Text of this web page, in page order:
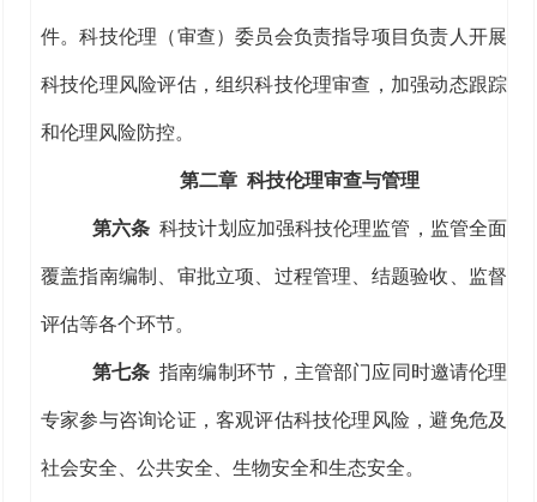
件。科技伦理（审查）委员会负责指导项目负责人 开展
科技伦理风险评估， 组织科技伦理审查， 加强动态跟踪
和伦理风险防控。
第二章 科技伦理审查与管理
第六条 科技计划应加强科技伦理监管，监管全面
覆盖指南编制、审批立项、过程管理、结题验收、监督
评估等各个环节。
第七条 指南编制环节，主管部门应 同时邀请伦理
专家参与咨询论证 ，客观评估科技伦理 风险，避免危及
社会安全、公共安全、生物安全和生态安全。